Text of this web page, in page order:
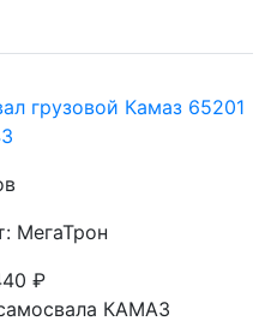
грузовой Камаз 65201
МегаТрон
₽
КАМАЗ